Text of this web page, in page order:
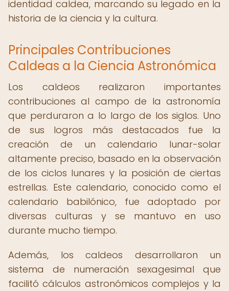
identidad caldea, marcando su legado en la
historia de la ciencia y la cultura.
Principales Contribuciones
Caldeas a la Ciencia Astronómica
Los caldeos realizaron importantes
contribuciones al campo de la astronomía
que perduraron a lo largo de los siglos. Uno
de sus logros más destacados fue la
creación de un calendario lunar-solar
altamente preciso, basado en la observación
de los ciclos lunares y la posición de ciertas
estrellas. Este calendario, conocido como el
calendario babilónico, fue adoptado por
diversas culturas y se mantuvo en uso
durante mucho tiempo.
Además, los caldeos desarrollaron un
sistema de numeración sexagesimal que
facilitó cálculos astronómicos complejos y la